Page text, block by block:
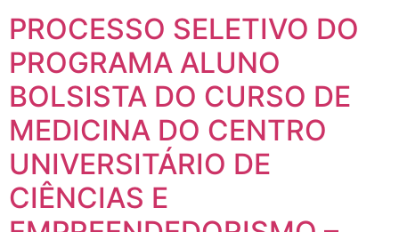
PROCESSO SELETIVO DO
PROGRAMA ALUNO
BOLSISTA DO CURSO DE
MEDICINA DO CENTRO
UNIVERSITÁRIO DE
CIÊNCIAS E